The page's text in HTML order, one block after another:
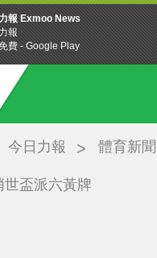
今日力報 體育新聞
盃派六黃牌